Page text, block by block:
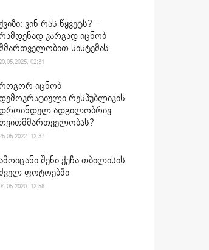
ვინ რას წყვეტს? –
კარგად იცნობ
სისტემას
02:31
იცნობ
რესპუბლიკის
ადგილობრივ
12:37
შენი ქუჩა თბილისის
ფოტოებში
12:58